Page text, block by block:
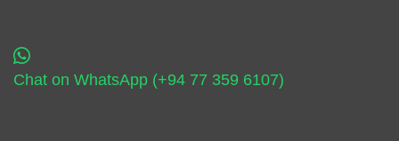
Chat on WhatsApp (+94 77 359 6107)